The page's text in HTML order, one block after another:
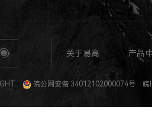
关于易高 产品
橱柜定制 全屋定制加盟 全屋整装 全屋定制
皖公网安备 34012102000074号 皖